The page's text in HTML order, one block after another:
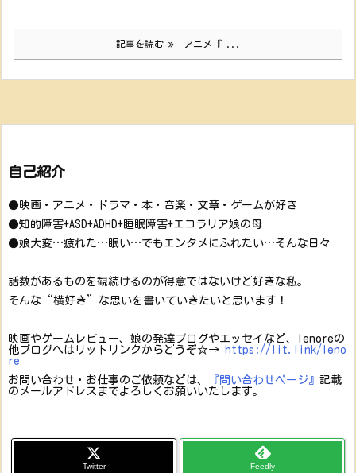
記事を読む アニメ『 ...
自己紹介
●映画・アニメ・ドラマ・本・音楽・文章・ゲームが好き
●知的障害+ASD+ADHD+睡眠障害+エコラリア娘の母
●娘大変…疲れた…眠い…でもエンタメにふれたい…そんな日々
話数があるものを観続けるのが得意ではないけど好きな私。
そんな“横好き”な思いを書いていきたいと思います！
映画やゲームレビュー、娘の発達ブログやエッセイなど、lenoreの
他ブログへはリットリンクからどうぞ☆→
https://lit.link/leno
re
お問い合わせ・お仕事のご依頼などは、
『問い合わせページ』 記載
のメールアドレスまでよろしくお願いいたします。
Twitter Feedly